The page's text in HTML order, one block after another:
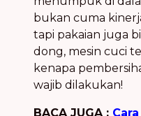
bukan cuma
tapi pakaian juga
dong, mesin cuci
kenapa
wajib dilakukan!
BACA JUGA :